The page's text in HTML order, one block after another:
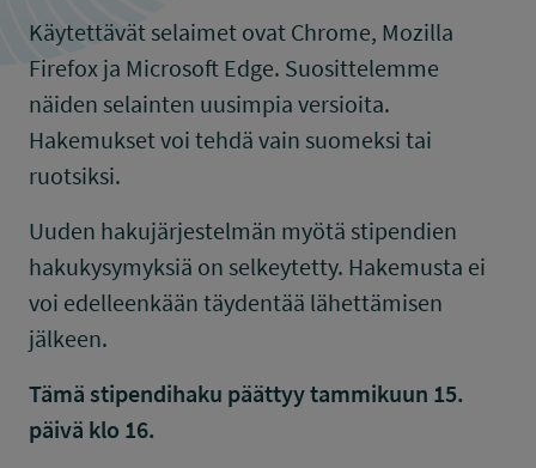
Käytettävät selaimet ovat Chrome, Mozilla
Firefox ja Microsoft Edge. Suosittelemme
näiden selainten uusimpia versioita.
Hakemukset voi tehdä vain suomeksi tai
ruotsiksi.
Uuden hakujärjestelmän myötä stipendien
hakukysymyksiä on selkeytetty. Hakemusta ei
voi edelleenkään täydentää lähettämisen
jälkeen.
Tämä stipendihaku päättyy tammikuun 15.
päivä klo 16.